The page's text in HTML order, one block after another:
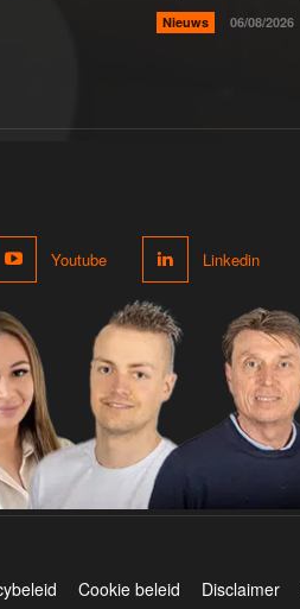
Nieuws 06/08/2026
Youtube Linkedin
Cookie beleid Disclaimer